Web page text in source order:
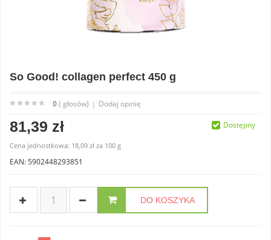
So Good! collagen perfect 450 g
0( głosów) | Dodaj opinię
81,39 zł
Cena jednostkowa: 18,09 zł za 100 g
EAN: 5902448293851
DO KOSZYKA
Dostępny